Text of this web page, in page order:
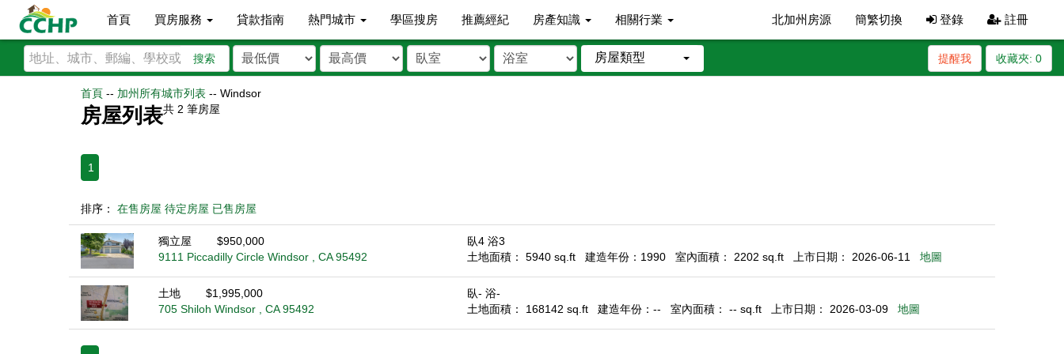
首頁 買房服務 貸款指南 熱門城市 學區搜房 推薦經紀 房產知識 相關行業 北加州房源 簡繁切換 登錄 註冊
搜索 房屋類型 收藏夾: 0
提醒我
首頁 -- 加州所有城市列表 -- Windsor
房屋列表共 2 筆房屋
1
排序： 在售房屋 待定房屋 已售房屋
獨立屋
$950,000
9111 Piccadilly Circle Windsor , CA 95492
臥4 浴3
土地面積： 5940 sq.ft
建造年份：1990 室內面積： 2202 sq.ft 上市日期： 2026-06-11 地圖
土地
$1,995,000
705 Shiloh Windsor , CA 95492
臥- 浴-
土地面積： 168142 sq.ft
建造年份：-- 室內面積： -- sq.ft 上市日期： 2026-03-09 地圖